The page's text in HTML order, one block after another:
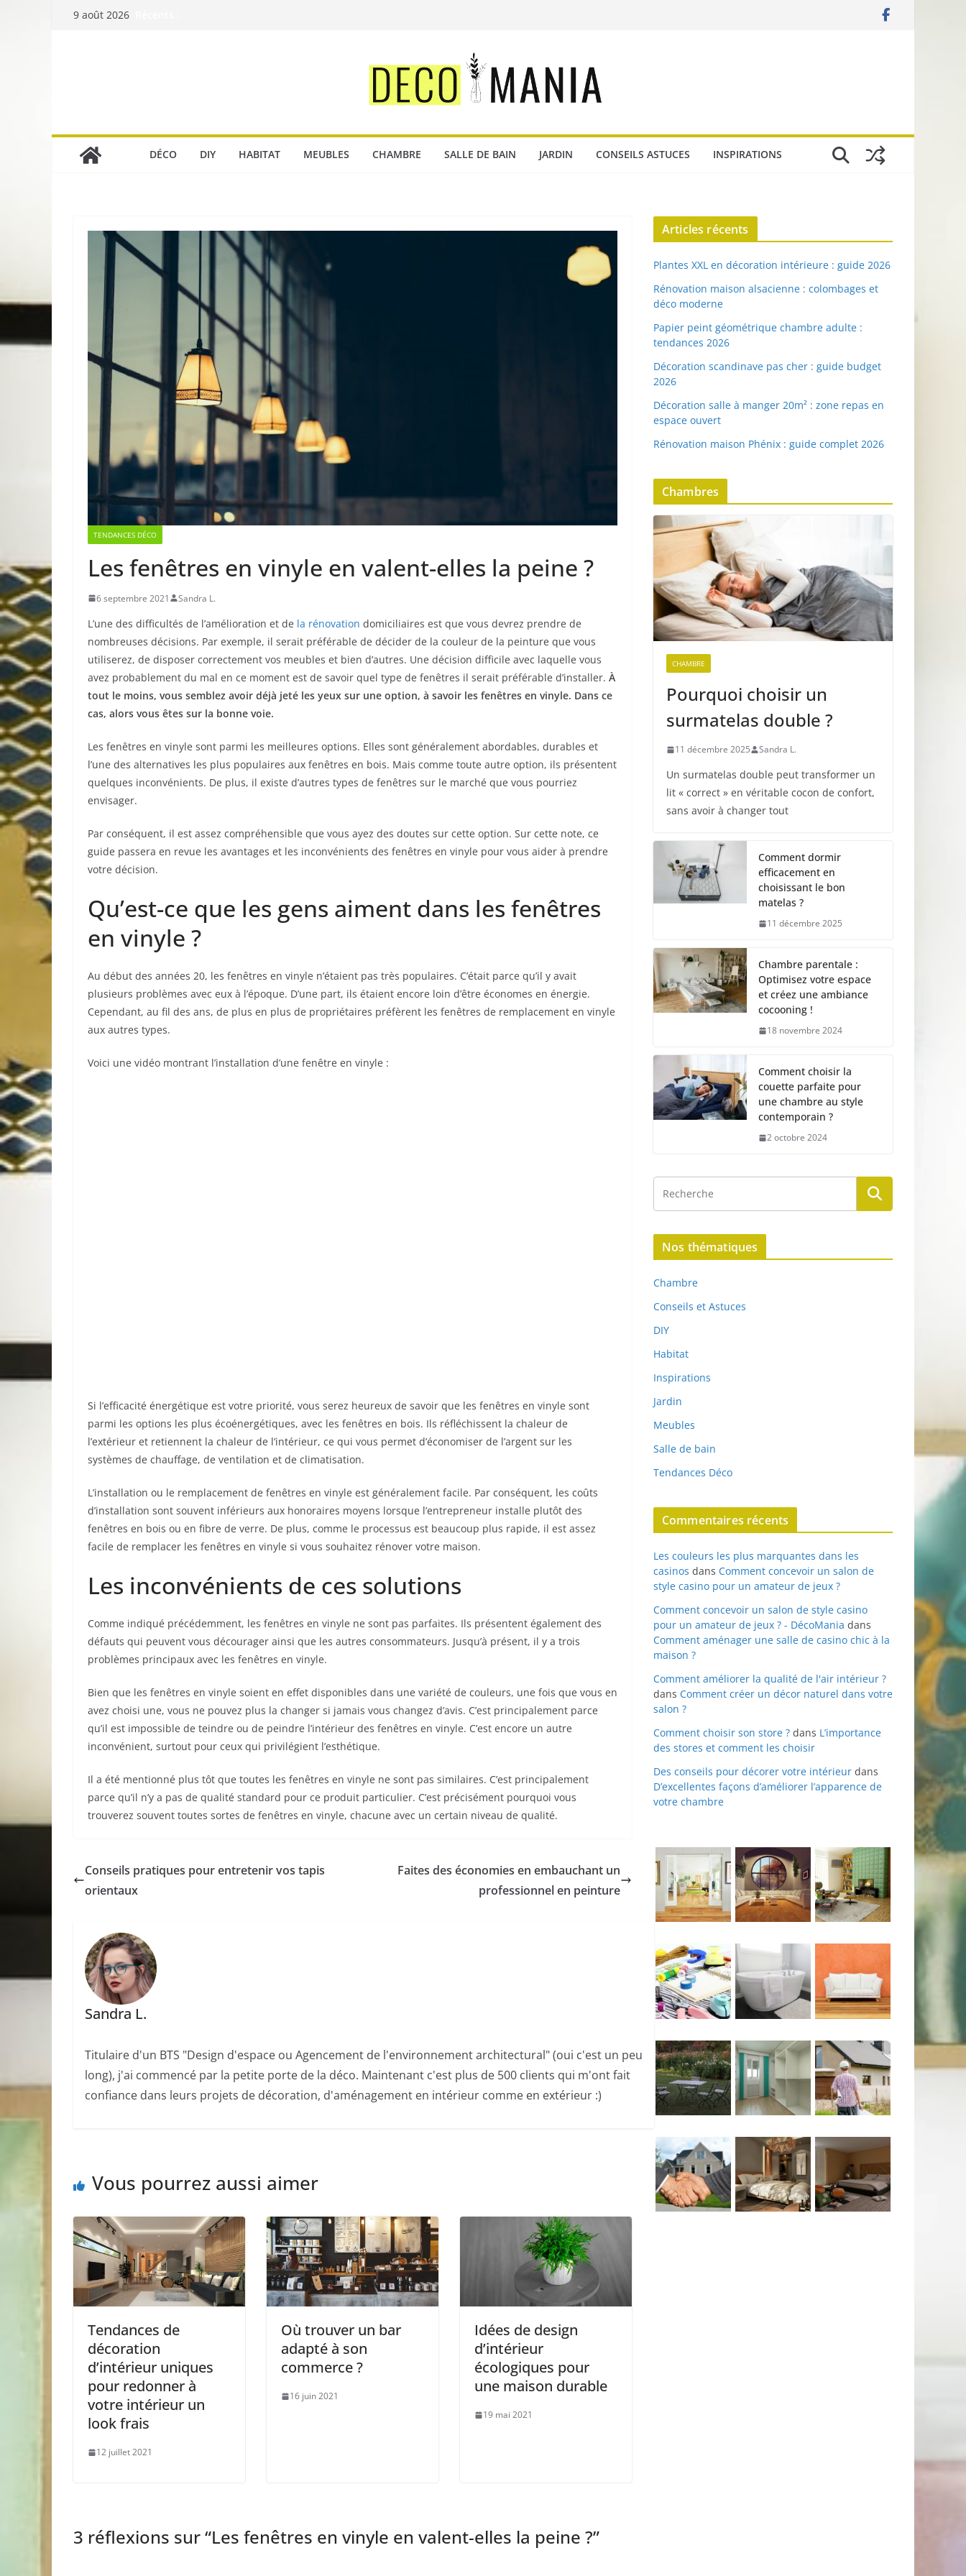
Passer9 août 2026
DÉCO DIY HABITAT MEUBLES CHAMBRE SALLE DE BAIN JARDIN CONSEILS ASTUCES INSPIRATIONS
TENDANCES DÉCO
Les fenêtres en vinyle en valent-elles la peine ?
6 septembre 2021 Sandra L.
L’une des difficultés de l’amélioration et de la rénovation domiciliaires est que vous devrez prendre de
nombreuses décisions. Par exemple, il serait préférable de décider de la couleur de la peinture que vous
utiliserez, de disposer correctement vos meubles et bien d’autres. Une décision difficile avec laquelle vous
avez probablement du mal en ce moment est de savoir quel type de fenêtres il serait préférable d’installer. À
tout le moins, vous semblez avoir déjà jeté les yeux sur une option, à savoir les fenêtres en vinyle. Dans ce
cas, alors vous êtes sur la bonne voie.
Les fenêtres en vinyle sont parmi les meilleures options. Elles sont généralement abordables, durables et
l’une des alternatives les plus populaires aux fenêtres en bois. Mais comme toute autre option, ils présentent
quelques inconvénients. De plus, il existe d’autres types de fenêtres sur le marché que vous pourriez
envisager.
Par conséquent, il est assez compréhensible que vous ayez des doutes sur cette option. Sur cette note, ce
guide passera en revue les avantages et les inconvénients des fenêtres en vinyle pour vous aider à prendre
votre décision.
Qu’est-ce que les gens aiment dans les fenêtres
en vinyle ?
Au début des années 20, les fenêtres en vinyle n’étaient pas très populaires. C’était parce qu’il y avait
plusieurs problèmes avec eux à l’époque. D’une part, ils étaient encore loin d’être économes en énergie.
Cependant, au fil des ans, de plus en plus de propriétaires préfèrent les fenêtres de remplacement en vinyle
aux autres types.
Voici une vidéo montrant l’installation d’une fenêtre en vinyle :
Si l’efficacité énergétique est votre priorité, vous serez heureux de savoir que les fenêtres en vinyle sont
parmi les options les plus écoénergétiques, avec les fenêtres en bois. Ils réfléchissent la chaleur de
l’extérieur et retiennent la chaleur de l’intérieur, ce qui vous permet d’économiser de l’argent sur les
systèmes de chauffage, de ventilation et de climatisation.
L’installation ou le remplacement de fenêtres en vinyle est généralement facile. Par conséquent, les coûts
d’installation sont souvent inférieurs aux honoraires moyens lorsque l’entrepreneur installe plutôt des
fenêtres en bois ou en fibre de verre. De plus, comme le processus est beaucoup plus rapide, il est assez
facile de remplacer les fenêtres en vinyle si vous souhaitez rénover votre maison.
Les inconvénients de ces solutions
Comme indiqué précédemment, les fenêtres en vinyle ne sont pas parfaites. Ils présentent également des
défauts qui peuvent vous décourager ainsi que les autres consommateurs. Jusqu’à présent, il y a trois
problèmes principaux avec les fenêtres en vinyle.
Bien que les fenêtres en vinyle soient en effet disponibles dans une variété de couleurs, une fois que vous en
avez choisi une, vous ne pouvez plus la changer si jamais vous changez d’avis. C’est principalement parce
qu’il est impossible de teindre ou de peindre l’intérieur des fenêtres en vinyle. C’est encore un autre
inconvénient, surtout pour ceux qui privilégient l’esthétique.
Il a été mentionné plus tôt que toutes les fenêtres en vinyle ne sont pas similaires. C’est principalement
parce qu’il n’y a pas de qualité standard pour ce produit particulier. C’est précisément pourquoi vous
trouverez souvent toutes sortes de fenêtres en vinyle, chacune avec un certain niveau de qualité.
Conseils pratiques pour entretenir vos tapis
orientaux
Faites des économies en embauchant un
professionnel en peinture
Sandra L.
Titulaire d'un BTS "Design d'espace ou Agencement de l'environnement architectural" (oui c'est un peu
long), j'ai commencé par la petite porte de la déco. Maintenant c'est plus de 500 clients qui m'ont fait
confiance dans leurs projets de décoration, d'aménagement en intérieur comme en extérieur :)
Vous pourrez aussi aimer
Tendances de
décoration
d’intérieur uniques
pour redonner à
votre intérieur un
look frais
12 juillet 2021
Où trouver un bar
adapté à son
commerce ?
16 juin 2021
Idées de design
d’intérieur
écologiques pour
une maison durable
19 mai 2021
3 réflexions sur “Les fenêtres en vinyle en valent-elles la peine ?”
Articles récents
Plantes XXL en décoration intérieure : guide 2026
Rénovation maison alsacienne : colombages et
déco moderne
Papier peint géométrique chambre adulte :
tendances 2026
Décoration scandinave pas cher : guide budget
2026
Décoration salle à manger 20m² : zone repas en
espace ouvert
Rénovation maison Phénix : guide complet 2026
Chambres
CHAMBRE
Pourquoi choisir un
surmatelas double ?
11 décembre 2025 Sandra L.
Un surmatelas double peut transformer un
lit « correct » en véritable cocon de confort,
sans avoir à changer tout
Comment dormir
efficacement en
choisissant le bon
matelas ?
11 décembre 2025
Chambre parentale :
Optimisez votre espace
et créez une ambiance
cocooning !
18 novembre 2024
Comment choisir la
couette parfaite pour
une chambre au style
contemporain ?
2 octobre 2024
Nos thématiques
Chambre
Conseils et Astuces
DIY
Habitat
Inspirations
Jardin
Meubles
Salle de bain
Tendances Déco
Commentaires récents
Les couleurs les plus marquantes dans les
casinos dans Comment concevoir un salon de
style casino pour un amateur de jeux ?
Comment concevoir un salon de style casino
pour un amateur de jeux ? - DécoMania dans
Comment aménager une salle de casino chic à la
maison ?
Comment améliorer la qualité de l'air intérieur ?
dans Comment créer un décor naturel dans votre
salon ?
Comment choisir son store ? dans L’importance
des stores et comment les choisir
Des conseils pour décorer votre intérieur dans
D’excellentes façons d’améliorer l’apparence de
votre chambre